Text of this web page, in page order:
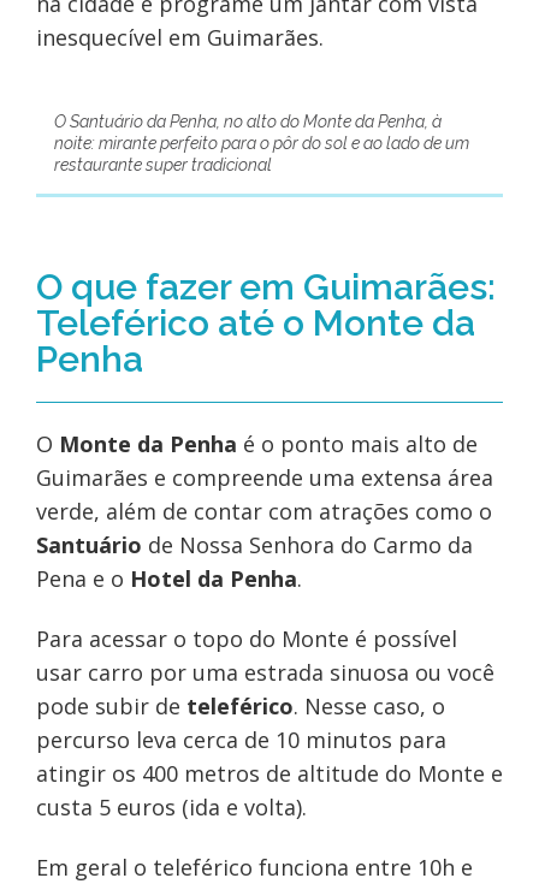
inesquecível em Guimarães.
O Santuário da Penha, no alto do Monte da Penha, à
noite: mirante perfeito para o pôr do sol e ao lado de um
restaurante super tradicional
O que fazer em Guimarães:
Teleférico até o Monte da
Penha
O Monte da Penha é o ponto mais alto de
Guimarães e compreende uma extensa área
verde, além de contar com atrações como o
Santuário de Nossa Senhora do Carmo da
Pena e o Hotel da Penha.
Para acessar o topo do Monte é possível
usar carro por uma estrada sinuosa ou você
pode subir de teleférico. Nesse caso, o
percurso leva cerca de 10 minutos para
atingir os 400 metros de altitude do Monte e
custa 5 euros (ida e volta).
Em geral o teleférico funciona entre 10h e